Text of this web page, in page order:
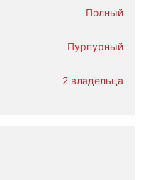
Полный
Пурпурный
2 владельца